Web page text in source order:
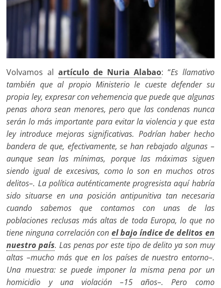
Volvamos al artículo de Nuria Alabao: “Es llamativo
también que al propio Ministerio le cueste defender su
propia ley, expresar con vehemencia que puede que algunas
penas ahora sean menores, pero que las condenas nunca
serán lo más importante para evitar la violencia y que esta
ley introduce mejoras significativas. Podrían haber hecho
bandera de que, efectivamente, se han rebajado algunas –
aunque sean las mínimas, porque las máximas siguen
siendo igual de excesivas, como lo son en muchos otros
delitos–. La política auténticamente progresista aquí habría
sido situarse en una posición antipunitiva tan necesaria
cuando sabemos que contamos con unas de las
poblaciones reclusas más altas de toda Europa, lo que no
tiene ninguna correlación con el bajo índice de delitos en
nuestro país. Las penas por este tipo de delito ya son muy
altas –mucho más que en los países de nuestro entorno–.
Una muestra: se puede imponer la misma pena por un
homicidio y una violación –15 años–. Pero como